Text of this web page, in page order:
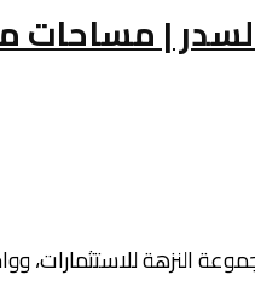
| مساحات
النزهة للاستثمارات،